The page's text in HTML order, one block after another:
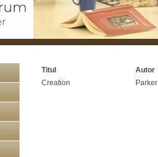
Titul
Autor
Creation